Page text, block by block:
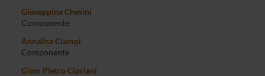
Giuseppina Chesini
Componente
Annalisa Ciampi
Componente
Giam Pietro Cipriani